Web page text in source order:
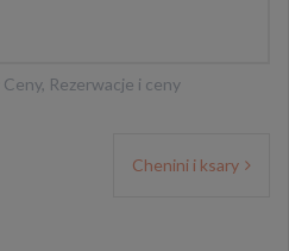
Ceny, Rezerwacje i ceny
Chenini i ksary